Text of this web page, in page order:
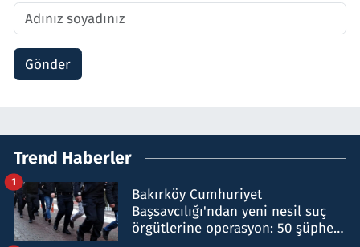
Gönder
Trend Haberler
Bakırköy Cumhuriyet
Başsavcılığı'ndan yeni nesil suç
örgütlerine operasyon: 50 şüpheli
1